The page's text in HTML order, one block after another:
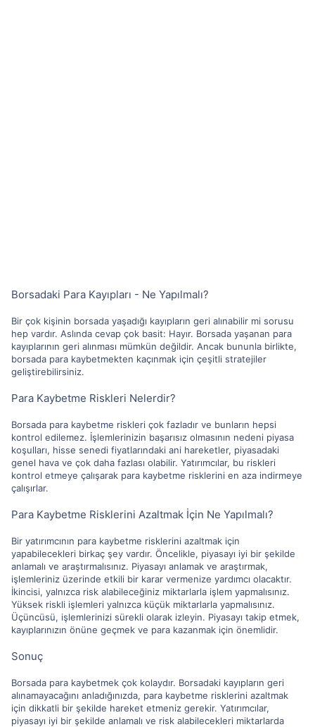
Borsadaki Para Kayıpları - Ne Yapılmalı?
Bir çok kişinin borsada yaşadığı kayıpların geri alınabilir mi sorusu
hep vardır. Aslında cevap çok basit: Hayır. Borsada yaşanan para
kayıplarının geri alınması mümkün değildir. Ancak bununla birlikte,
borsada para kaybetmekten kaçınmak için çeşitli stratejiler
geliştirebilirsiniz.
Para Kaybetme Riskleri Nelerdir?
Borsada para kaybetme riskleri çok fazladır ve bunların hepsi
kontrol edilemez. İşlemlerinizin başarısız olmasının nedeni piyasa
koşulları, hisse senedi fiyatlarındaki ani hareketler, piyasadaki
genel hava ve çok daha fazlası olabilir. Yatırımcılar, bu riskleri
kontrol etmeye çalışarak para kaybetme risklerini en aza indirmeye
çalışırlar.
Para Kaybetme Risklerini Azaltmak İçin Ne Yapılmalı?
Bir yatırımcının para kaybetme risklerini azaltmak için
yapabilecekleri birkaç şey vardır. Öncelikle, piyasayı iyi bir şekilde
anlamalı ve araştırmalısınız. Piyasayı anlamak ve araştırmak,
işlemleriniz üzerinde etkili bir karar vermenize yardımcı olacaktır.
İkincisi, yalnızca risk alabileceğiniz miktarlarla işlem yapmalısınız.
Yüksek riskli işlemleri yalnızca küçük miktarlarla yapmalısınız.
Üçüncüsü, işlemlerinizi sürekli olarak izleyin. Piyasayı takip etmek,
kayıplarınızın önüne geçmek ve para kazanmak için önemlidir.
Sonuç
Borsada para kaybetmek çok kolaydır. Borsadaki kayıpların geri
alınamayacağını anladığınızda, para kaybetme risklerini azaltmak
için dikkatli bir şekilde hareket etmeniz gerekir. Yatırımcılar,
piyasayı iyi bir şekilde anlamalı ve risk alabilecekleri miktarlarda